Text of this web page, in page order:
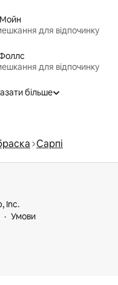
для відпочинку
для відпочинку
більше
Сарпі
Inc.
Умови